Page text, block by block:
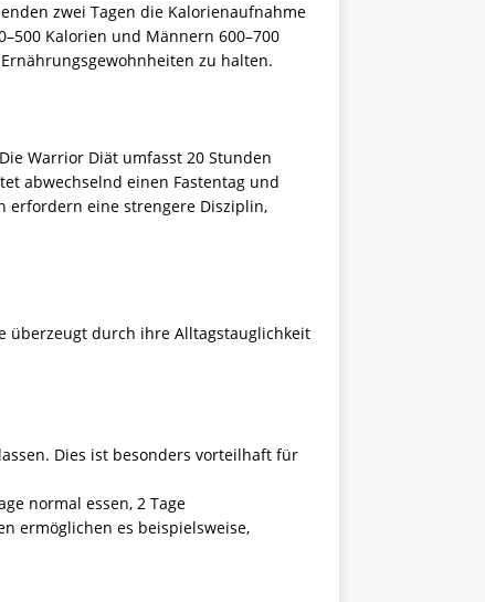
zwei Tagen die Kalorienaufnahme
Kalorien und Männern 600–700
zu halten.
Warrior Diät umfasst 20 Stunden
abwechselnd einen Fastentag und
erfordern eine strengere Disziplin,
überzeugt durch ihre Alltagstauglichkeit
Dies ist besonders vorteilhaft für
normal essen, 2 Tage
ermöglichen es beispielsweise,